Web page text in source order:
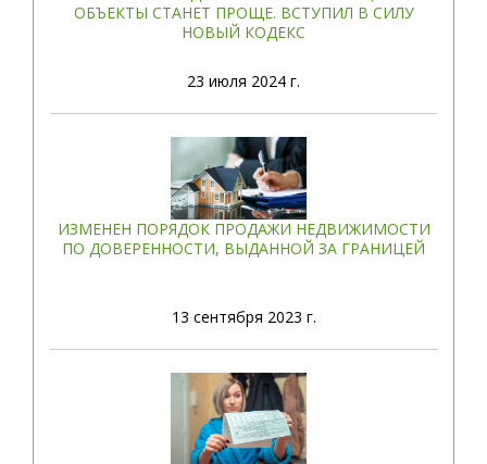
ОБЪЕКТЫ СТАНЕТ ПРОЩЕ. ВСТУПИЛ В СИЛУ
НОВЫЙ КОДЕКС
23 июля 2024 г.
ИЗМЕНЕН ПОРЯДОК ПРОДАЖИ НЕДВИЖИМОСТИ
ПО ДОВЕРЕННОСТИ, ВЫДАННОЙ ЗА ГРАНИЦЕЙ
13 сентября 2023 г.